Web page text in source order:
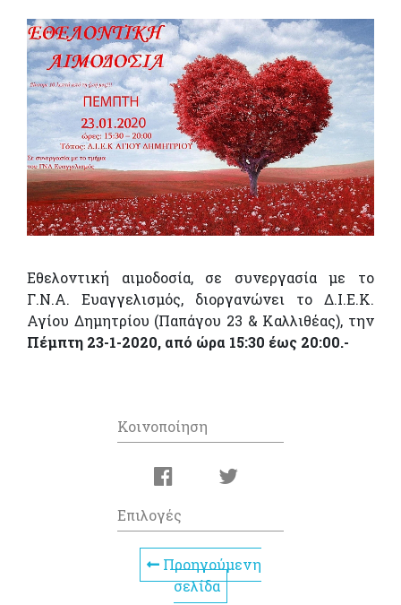
Εθελοντική αιμοδοσία, σε συνεργασία με το
Γ.Ν.Α. Ευαγγελισμός, διοργανώνει το Δ.Ι.Ε.Κ.
Αγίου Δημητρίου (Παπάγου 23 & Καλλιθέας), την
Πέμπτη 23-1-2020, από ώρα 15:30 έως 20:00.-
Κοινοποίηση
Επιλογές
Προηγούμενη
σελίδα